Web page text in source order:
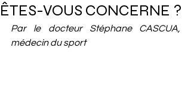
ÊTES-VOUS CONCERNE ?
Par le docteur Stéphane CASCUA,
médecin du sport